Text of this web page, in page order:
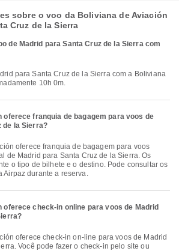
sobre o voo da Boliviana de Aviación
Cruz de la Sierra
de Madrid para Santa Cruz de la Sierra com
10h 0m.
oferece franquia de bagagem para voos de
de la Sierra?
de Madrid para Santa Cruz de la Sierra. Os
o tipo de bilhete e o destino. Pode consultar os
Airpaz durante a reserva.
check-in online para voos de Madrid
Você pode fazer o check-in pelo site ou